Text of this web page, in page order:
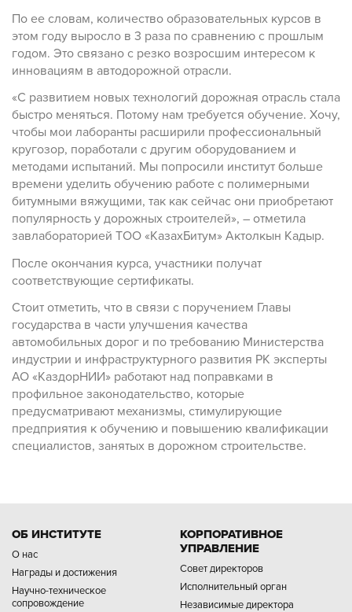
По ее словам, количество образовательных курсов в
этом году выросло в 3 раза по сравнению с прошлым
годом. Это связано с резко возросшим интересом к
инновациям в автодорожной отрасли.
«С развитием новых технологий дорожная отрасль стала
быстро меняться. Потому нам требуется обучение. Хочу,
чтобы мои лаборанты расширили профессиональный
кругозор, поработали с другим оборудованием и
методами испытаний. Мы попросили институт больше
времени уделить обучению работе с полимерными
битумными вяжущими, так как сейчас они приобретают
популярность у дорожных строителей», – отметила
завлабораторией ТОО «КазахБитум» Актолкын Кадыр.
После окончания курса, участники получат
соответствующие сертификаты.
Стоит отметить, что в связи с поручением Главы
государства в части улучшения качества
автомобильных дорог и по требованию Министерства
индустрии и инфраструктурного развития РК эксперты
АО «КаздорНИИ» работают над поправками в
профильное законодательство, которые
предусматривают механизмы, стимулирующие
предприятия к обучению и повышению квалификации
специалистов, занятых в дорожном строительстве.
ОБ ИНСТИТУТЕ
О нас
Награды и достижения
Научно-техническое
сопровождение
КОРПОРАТИВНОЕ
УПРАВЛЕНИЕ
Совет директоров
Исполнительный орган
Независимые директора